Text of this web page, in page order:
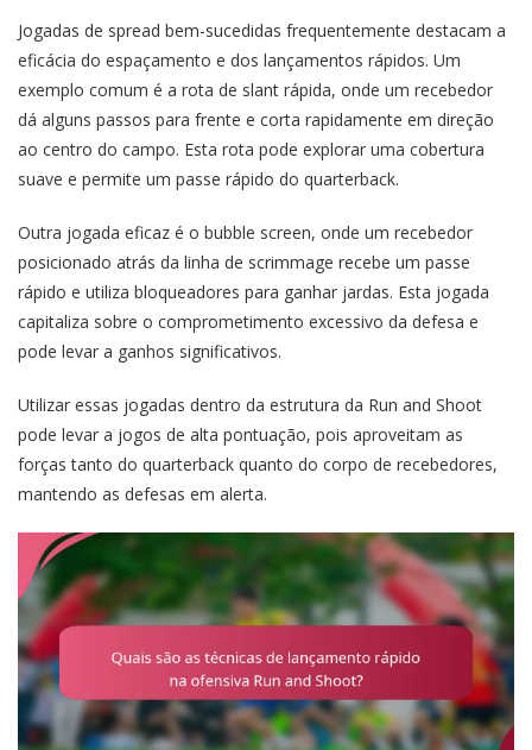
Jogadas de spread bem-sucedidas frequentemente destacam a
eficácia do espaçamento e dos lançamentos rápidos. Um
exemplo comum é a rota de slant rápida, onde um recebedor
dá alguns passos para frente e corta rapidamente em direção
ao centro do campo. Esta rota pode explorar uma cobertura
suave e permite um passe rápido do quarterback.
Outra jogada eficaz é o bubble screen, onde um recebedor
posicionado atrás da linha de scrimmage recebe um passe
rápido e utiliza bloqueadores para ganhar jardas. Esta jogada
capitaliza sobre o comprometimento excessivo da defesa e
pode levar a ganhos significativos.
Utilizar essas jogadas dentro da estrutura da Run and Shoot
pode levar a jogos de alta pontuação, pois aproveitam as
forças tanto do quarterback quanto do corpo de recebedores,
mantendo as defesas em alerta.